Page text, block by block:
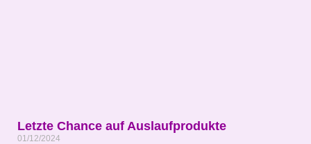
Letzte Chance auf Auslaufprodukte
01/12/2024